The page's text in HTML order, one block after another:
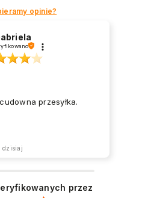
opinie?
przesyłka.
dzisiaj
przez